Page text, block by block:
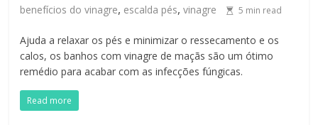
benefícios do vinagre, escalda pés,vinagre 5 min read
Ajuda a relaxar os pés e minimizar o ressecamento e os
calos, os banhos com vinagre de maçãs são um ótimo
remédio para acabar com as infecções fúngicas.
Read more